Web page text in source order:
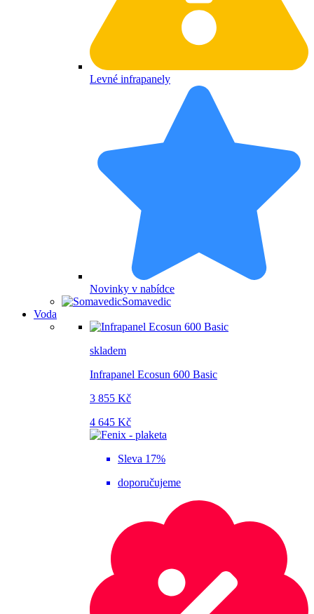
Levné infrapanely
Novinky v nabídce
Somavedic
Voda
skladem
Infrapanel Ecosun 600 Basic
3 855 Kč
4 645 Kč
Sleva 17%
doporučujeme